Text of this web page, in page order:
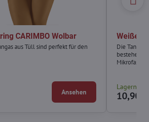
CARIMBO Wolbar
aus Tüll sind perfekt für den
Ansehen
Weißer
Die Tango-
bestehen
Mikrofaser.
Lagernd
10,90 €